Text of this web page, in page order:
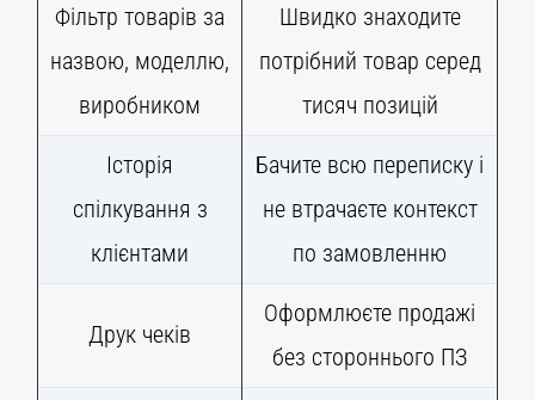
Фільтр товарів за
назвою, моделлю,
виробником
Швидко знаходите
потрібний товар серед
тисяч позицій
Історія
спілкування з
клієнтами
Бачите всю переписку і
не втрачаєте контекст
по замовленню
Друк чеків
Оформлюєте продажі
без стороннього ПЗ